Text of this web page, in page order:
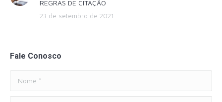
REGRAS DE CITAÇÃO
23 de setembro de 2021
Fale Conosco